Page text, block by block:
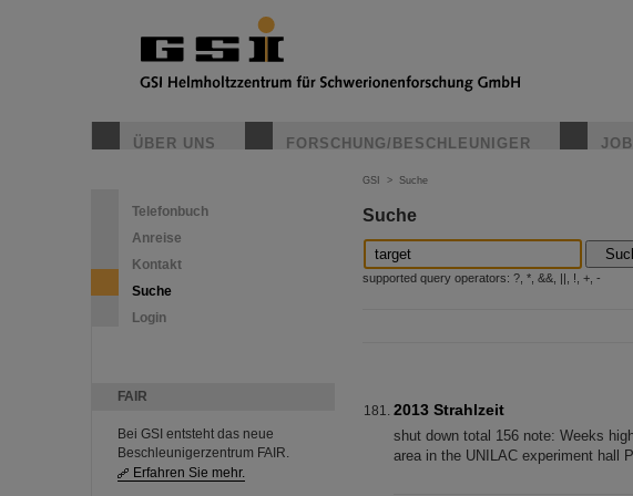
ÜBER UNS FORSCHUNG/BESCHLEUNIGER
Telefonbuch
Anreise
Kontakt
Suche
Login
FAIR
Bei GSI entsteht das neue
Beschleunigerzentrum FAIR.
Erfahren Sie mehr.
GSI > Suche
Suche
supported query operators: ?, *, &&, ||, !, +, -
2013 Strahlzeit
shut down total 156 note: Weeks
area in the UNILAC experiment hall